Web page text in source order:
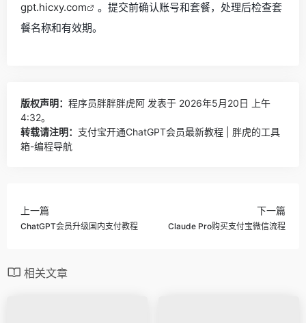
gpt.hicxy.com
。提交前确认账号和套餐，处理后检查套
餐名称和有效期。
版权声明： 程序员胖胖胖虎阿 发表于 2026年5月20日 上午
4:32。
转载请注明： 支付宝开通ChatGPT会员最新教程 | 胖虎的工具
箱-编程导航
上一篇
ChatGPT会员升级国内支付教程
下一篇
Claude Pro购买支付宝微信流程
相关文章